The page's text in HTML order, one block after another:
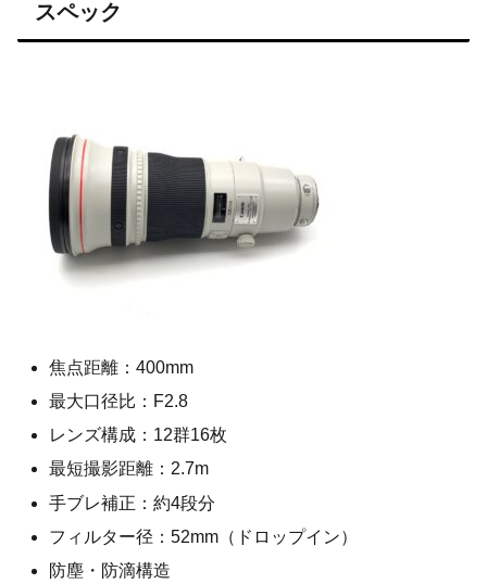
スペック
焦点距離：400mm
最大口径比：F2.8
レンズ構成：12群16枚
最短撮影距離：2.7m
手ブレ補正：約4段分
フィルター径：52mm（ドロップイン）
防塵・防滴構造